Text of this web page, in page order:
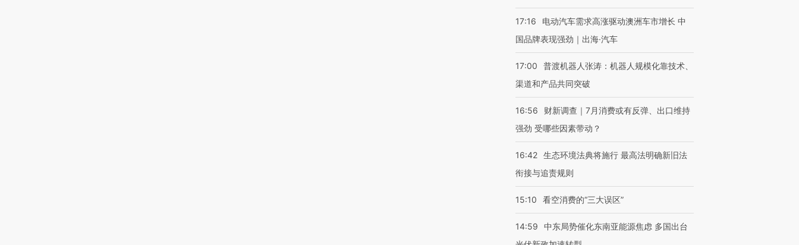
17:16
电动汽车需求高涨驱动澳洲车市增长 中
国品牌表现强劲｜出海·汽车
17:00
普渡机器人张涛：机器人规模化靠技术、
渠道和产品共同突破
16:56
财新调查｜7月消费或有反弹、出口维持
强劲 受哪些因素带动？
16:42 生态环境法典将施行 最高法明确新旧法
衔接与追责规则
15:10 看空消费的“三大误区”
14:59
中东局势催化东南亚能源焦虑 多国出台